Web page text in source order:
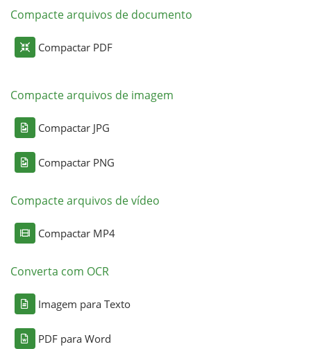
Compacte arquivos de documento
Compactar PDF
Compacte arquivos de imagem
Compactar JPG
Compactar PNG
Compacte arquivos de vídeo
Compactar MP4
Converta com OCR
Imagem para Texto
PDF para Word